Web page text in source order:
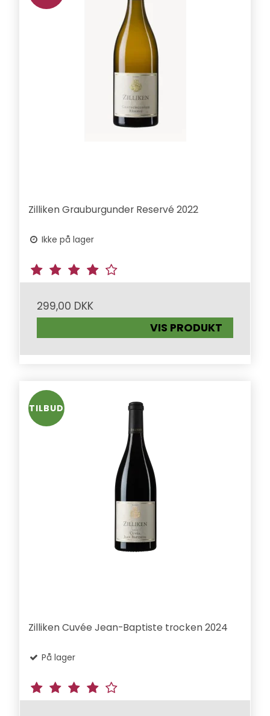
Zilliken Grauburgunder Reservé 2022
Ikke på lager
299,00 DKK
VIS PRODUKT
TILBUD
Zilliken Cuvée Jean-Baptiste trocken 2024
På lager